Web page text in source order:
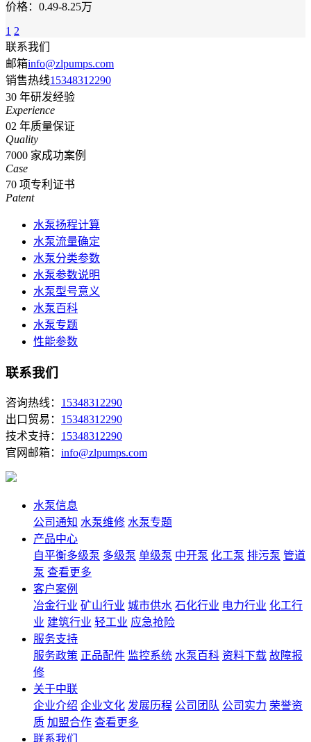
价格：0.49-8.25万
1 2
联系我们
邮箱info@zlpumps.com
销售热线15348312290
30 年研发经验
Experience
02 年质量保证
Quality
7000 家成功案例
Case
70 项专利证书
Patent
水泵扬程计算
水泵流量确定
水泵分类参数
水泵参数说明
水泵型号意义
水泵百科
水泵专题
性能参数
联系我们
咨询热线： 15348312290
出口贸易： 15348312290
技术支持： 15348312290
官网邮箱： info@zlpumps.com
水泵信息
公司通知 水泵维修 水泵专题
产品中心
自平衡多级泵 多级泵 单级泵 中开泵 化工泵 排污泵 管道
泵 查看更多
客户案例
冶金行业 矿山行业 城市供水 石化行业 电力行业 化工行
业 建筑行业 轻工业 应急抢险
服务支持
服务政策 正品配件 监控系统 水泵百科 资料下载 故障报
修
关于中联
企业介绍 企业文化 发展历程 公司团队 公司实力 荣誉资
质 加盟合作 查看更多
联系我们